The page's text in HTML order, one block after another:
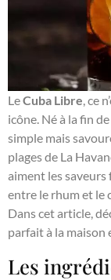
LeCuba Libre, ce
icône. Né à la fin
simple mais
plages de La
aiment les saveurs
entre le rhum et le
Dans cet article,
parfait à la maison
Les